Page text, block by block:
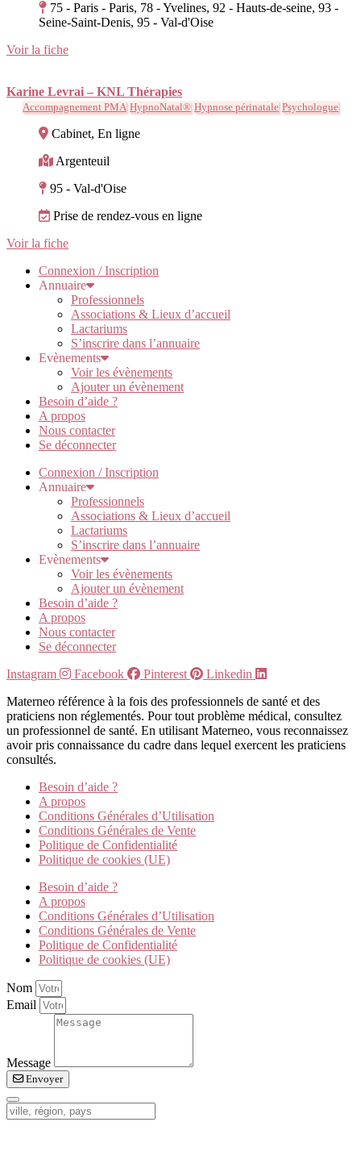
75 - Paris - Paris, 78 - Yvelines, 92 - Hauts-de-seine, 93 -
Seine-Saint-Denis, 95 - Val-d'Oise
Voir la fiche
Karine Levrai – KNL Thérapies
Accompagnement PMA HypnoNatal® Hypnose périnatale Psychologue
Cabinet, En ligne
Argenteuil
95 - Val-d'Oise
Prise de rendez-vous en ligne
Voir la fiche
Connexion / Inscription
Annuaire
Professionnels
Associations & Lieux d’accueil
Lactariums
S’inscrire dans l’annuaire
Evènements
Voir les évènements
Ajouter un évènement
Besoin d’aide ?
A propos
Nous contacter
Se déconnecter
Connexion / Inscription
Annuaire
Professionnels
Associations & Lieux d’accueil
Lactariums
S’inscrire dans l’annuaire
Evènements
Voir les évènements
Ajouter un évènement
Besoin d’aide ?
A propos
Nous contacter
Se déconnecter
Instagram
Facebook Pinterest
Linkedin
Materneo référence à la fois des professionnels de santé et des
praticiens non réglementés. Pour tout problème médical, consultez
un professionnel de santé. En utilisant Materneo, vous reconnaissez
avoir pris connaissance du cadre dans lequel exercent les praticiens
consultés.
Besoin d’aide ?
A propos
Conditions Générales d’Utilisation
Conditions Générales de Vente
Politique de Confidentialité
Politique de cookies (UE)
Besoin d’aide ?
A propos
Conditions Générales d’Utilisation
Conditions Générales de Vente
Politique de Confidentialité
Politique de cookies (UE)
Nom
Email
Message
Envoyer